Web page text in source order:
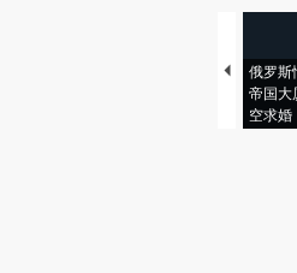
俄罗斯
帝国大
空求婚